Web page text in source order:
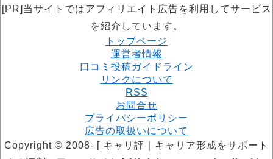
[PR]当サイトではアフィリエイト広告を利用してサービス
を紹介しています。
トップページ
運営者情報
口コミ投稿ガイドライン
リンクについて
RSS
お問合せ
プライバシーポリシー
広告の取扱いについて
Copyright © 2008- [ キャリ評｜キャリア形成をサポート